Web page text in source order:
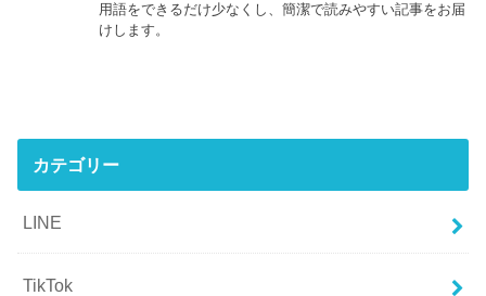
用語をできるだけ少なくし、簡潔で読みやすい記事をお届
けします。
カテゴリー
LINE
TikTok